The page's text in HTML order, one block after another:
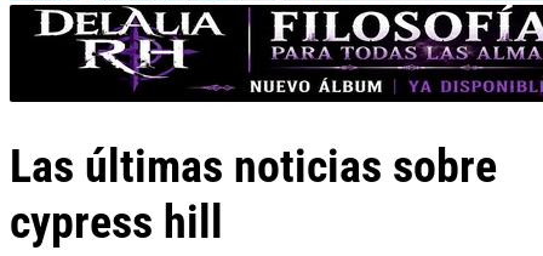
Las últimas noticias sobre
cypress hill